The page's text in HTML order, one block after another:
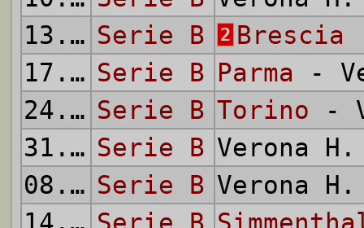
13.01.
1960
Serie B 2 Brescia
17.01.
1960
Serie B Parma -
24.01.
1960
Serie B Torino -
31.01.
1960
Serie B Verona
08.02.
1960
Serie B Verona